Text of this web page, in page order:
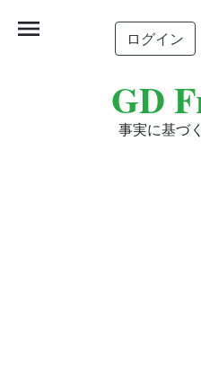
ログイン
GD
事実に基づ
menu